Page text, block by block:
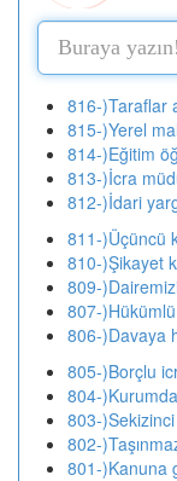
816-)Taraflar
815-)Yerel
814-)Eğitim
813-)İcra
812-)İdari
811-)Üçüncü
810-)Şikayet
809-
807-
806-)Davaya
805-)Borçlu
804-
803-
802-
801-)Kanuna